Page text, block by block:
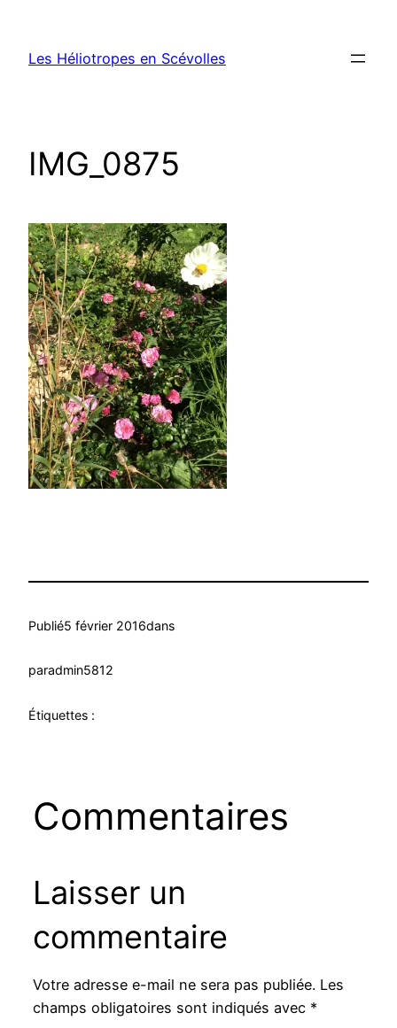
contenu
Les Héliotropes en Scévolles
IMG_0875
Publié5 février 2016dans
paradmin5812
Étiquettes :
Commentaires
Laisser un
commentaire
Votre adresse e-mail ne sera pas publiée. Les
champs obligatoires sont indiqués avec *